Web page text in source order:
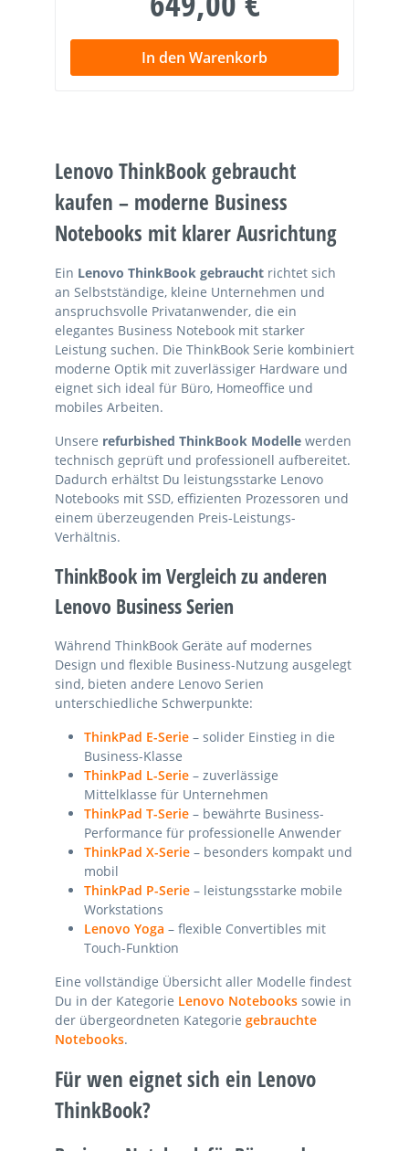
In den Warenkorb
Lenovo ThinkBook gebraucht
kaufen – moderne Business
Notebooks mit klarer Ausrichtung
Ein Lenovo ThinkBook gebraucht richtet sich
an Selbstständige, kleine Unternehmen und
anspruchsvolle Privatanwender, die ein
elegantes Business Notebook mit starker
Leistung suchen. Die ThinkBook Serie kombiniert
moderne Optik mit zuverlässiger Hardware und
eignet sich ideal für Büro, Homeoffice und
mobiles Arbeiten.
Unsere refurbished ThinkBook Modelle werden
technisch geprüft und professionell aufbereitet.
Dadurch erhältst Du leistungsstarke Lenovo
Notebooks mit SSD, effizienten Prozessoren und
einem überzeugenden Preis-Leistungs-
Verhältnis.
ThinkBook im Vergleich zu anderen
Lenovo Business Serien
Während ThinkBook Geräte auf modernes
Design und flexible Business-Nutzung ausgelegt
sind, bieten andere Lenovo Serien
unterschiedliche Schwerpunkte:
ThinkPad E-Serie – solider Einstieg in die
Business-Klasse
ThinkPad L-Serie – zuverlässige
Mittelklasse für Unternehmen
ThinkPad T-Serie – bewährte Business-
Performance für professionelle Anwender
ThinkPad X-Serie – besonders kompakt und
mobil
ThinkPad P-Serie – leistungsstarke mobile
Workstations
Lenovo Yoga – flexible Convertibles mit
Touch-Funktion
Eine vollständige Übersicht aller Modelle findest
Du in der Kategorie Lenovo Notebooks sowie in
der übergeordneten Kategorie gebrauchte
Notebooks.
Für wen eignet sich ein Lenovo
ThinkBook?